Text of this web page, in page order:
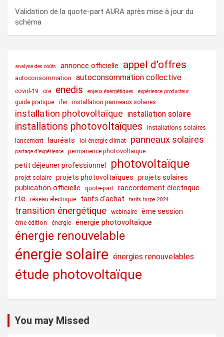
Validation de la quote-part AURA après mise à jour du
schéma
analyse des coûts annonce officielle appel d'offres
autoconsommation autoconsommation collective
covid-19 cre enedis enjeux énergétiques expérience producteur
guide pratique ifer installation panneaux solaires
installation photovoltaïque installation solaire
installations photovoltaïques
installations solaires
lancement lauréats loi énergie-climat panneaux solaires
partage d'expérience permanence photovoltaïque
petit déjeuner professionnel photovoltaïque
projet solaire projets photovoltaïques projets solaires
publication officielle quote-part raccordement électrique
rte réseau électrique tarifs d'achat tarifs turpe 2024
transition énergétique webinaire ème session
ème édition énergie énergie photovoltaïque
énergie renouvelable
énergie solaire énergies renouvelables
étude photovoltaïque
You may Missed